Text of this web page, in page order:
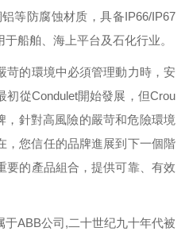
等防腐蚀材质，具备IP66/IP67
船舶、海上平台及石化行业。
苛的環境中必須管理動力時，安
初從Condulet開始發展，但Crou
，針對高風險的嚴苛和危險環境
，您信任的品牌進展到下一個階
要的產品組合，提供可靠、有效
于ABB公司,二十世纪九十年代被